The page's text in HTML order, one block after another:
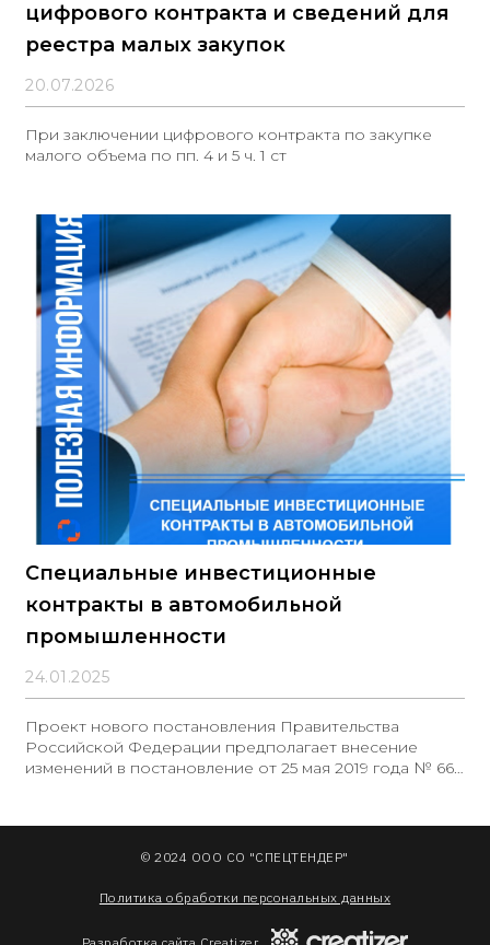
цифрового контракта и сведений для
реестра малых закупок
20.07.2026
При заключении цифрового контракта по закупке
малого объема по пп. 4 и 5 ч. 1 ст
Специальные инвестиционные
контракты в автомобильной
промышленности
24.01.2025
Проект нового постановления Правительства
Российской Федерации предполагает внесение
изменений в постановление от 25 мая 2019 года № 661.
сторонам специального инвестиционного контракта
© 2024 ООО СО "СПЕЦТЕНДЕР"
Политика обработки персональных данных